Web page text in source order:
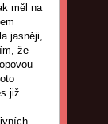
měl na
jasněji,
že
již